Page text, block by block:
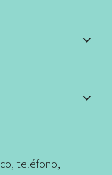
teléfono,